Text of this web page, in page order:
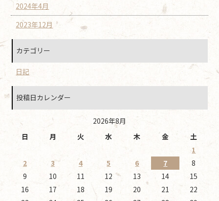
2024年4月
2023年12月
カテゴリー
日記
投稿日カレンダー
2026年8月
日
月 火 水 木 金
土
1
2
3 4 5 6 7
8
9
10 11 12 13 14
15
16
17 18 19 20 21
22